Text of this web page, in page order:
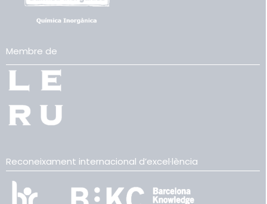
Membre de
Reconeixament internacional d’excel·lència